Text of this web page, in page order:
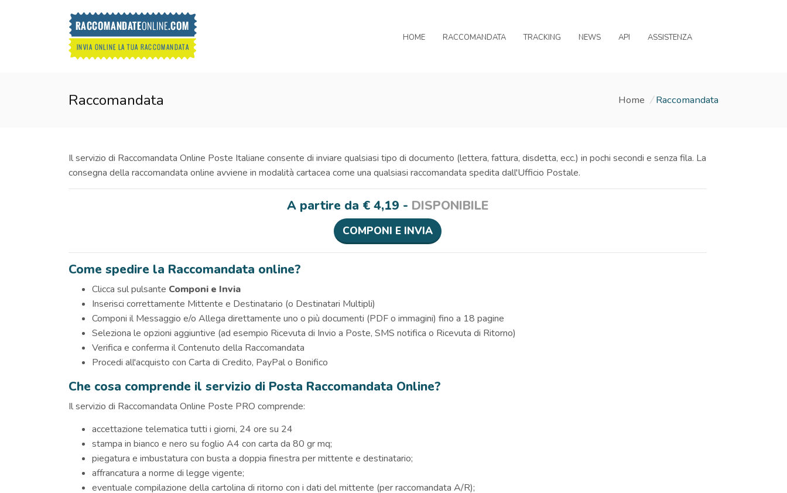
HOME RACCOMANDATA TRACKING NEWS API ASSISTENZA
Raccomandata Home / Raccomandata
Il servizio di Raccomandata Online Poste Italiane consente di inviare qualsiasi tipo di documento (lettera, fattura, disdetta, ecc.) in pochi secondi e senza fila. La
consegna della raccomandata online avviene in modalità cartacea come una qualsiasi raccomandata spedita dall'Ufficio Postale.
A partire da € 4,19 - DISPONIBILE
COMPONI E INVIA
Come spedire la Raccomandata online?
Clicca sul pulsante Componi e Invia
Inserisci correttamente Mittente e Destinatario (o Destinatari Multipli)
Componi il Messaggio e/o Allega direttamente uno o più documenti (PDF o immagini) fino a 18 pagine
Seleziona le opzioni aggiuntive (ad esempio Ricevuta di Invio a Poste, SMS notifica o Ricevuta di Ritorno)
Verifica e conferma il Contenuto della Raccomandata
Procedi all'acquisto con Carta di Credito, PayPal o Bonifico
Che cosa comprende il servizio di Posta Raccomandata Online?
Il servizio di Raccomandata Online Poste PRO comprende:
accettazione telematica tutti i giorni, 24 ore su 24
stampa in bianco e nero su foglio A4 con carta da 80 gr mq;
piegatura e imbustatura con busta a doppia finestra per mittente e destinatario;
affrancatura a norme di legge vigente;
eventuale compilazione della cartolina di ritorno con i dati del mittente (per raccomandata A/R);